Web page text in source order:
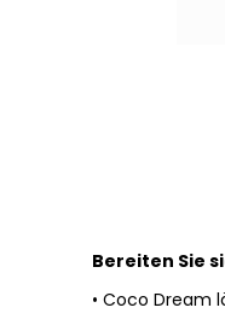
Bereiten Sie
• Coco Dream